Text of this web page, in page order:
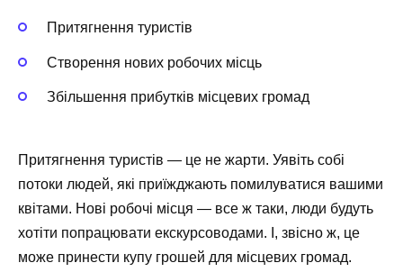
Притягнення туристів
Створення нових робочих місць
Збільшення прибутків місцевих громад
Притягнення туристів — це не жарти. Уявіть собі
потоки людей, які приїжджають помилуватися вашими
квітами. Нові робочі місця — все ж таки, люди будуть
хотіти попрацювати екскурсоводами. І, звісно ж, це
може принести купу грошей для місцевих громад.